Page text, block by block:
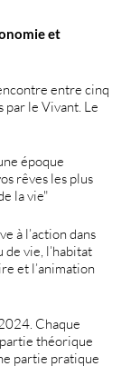
et
entre cinq
par le Vivant. Le
époque
rêves les plus
la vie"
à l’action dans
de vie, l’habitat
et l’animation
Chaque
théorique
partie pratique